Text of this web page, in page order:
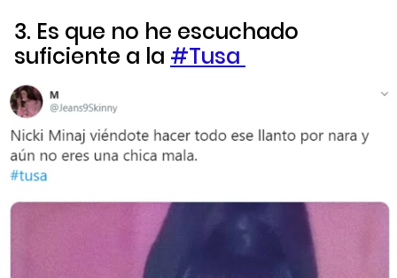
3. Es que no he escuchado
suficiente a la #Tusa